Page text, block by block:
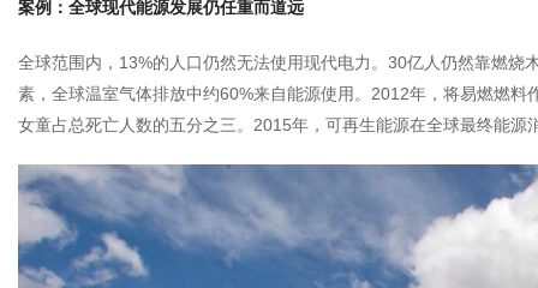
案例：全球现代能源发展仍任重而道远
全球范围内，13%的人口仍然无法使用现代电力。30亿人仍然靠燃
素，全球温室气体排放中约60%来自能源使用。2012年，将易燃燃
女童占总死亡人数的五分之三。2015年，可再生能源在全球最终能源